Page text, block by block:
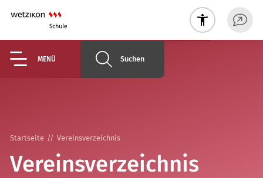
MENÜ Suchen
Startseite Vereinsverzeichnis
Vereinsverzeichnis